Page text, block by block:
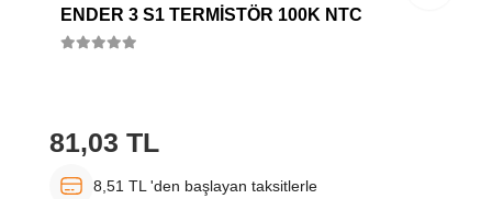
ENDER 3 S1 TERMISTÖR 100K NTC
81,03 TL
8,51 TL 'den başlayan taksitlerle